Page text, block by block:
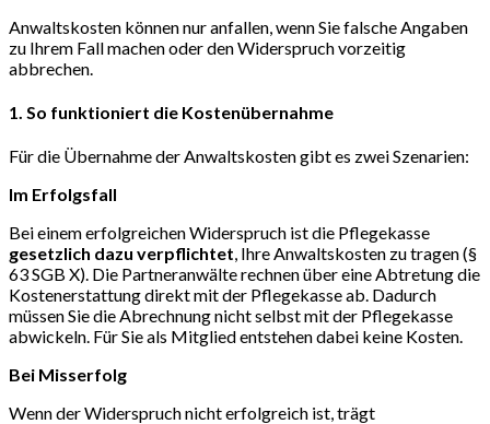
Anwaltskosten können nur anfallen, wenn Sie falsche Angaben
zu Ihrem Fall machen oder den Widerspruch vorzeitig
abbrechen.
1. So funktioniert die Kostenübernahme
Für die Übernahme der Anwaltskosten gibt es zwei Szenarien:
Im Erfolgsfall
Bei einem erfolgreichen Widerspruch ist die Pflegekasse
gesetzlich dazu verpflichtet, Ihre Anwaltskosten zu tragen (§
63 SGB X). Die Partneranwälte rechnen über eine Abtretung die
Kostenerstattung direkt mit der Pflegekasse ab. Dadurch
müssen Sie die Abrechnung nicht selbst mit der Pflegekasse
abwickeln. Für Sie als Mitglied entstehen dabei keine Kosten.
Bei Misserfolg
Wenn der Widerspruch nicht erfolgreich ist, trägt